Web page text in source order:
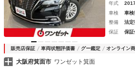
年式
車検
車検
整備
法定
保証
保
販売店保証 車両状態評価書 グー鑑定 オンライン
大阪府箕面市 ワンゼット箕面